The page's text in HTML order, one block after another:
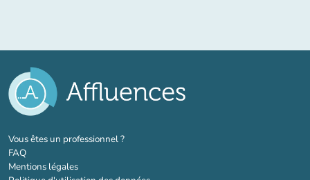
Vous êtes un professionnel ?(nouvel onglet)
FAQ
Mentions légales